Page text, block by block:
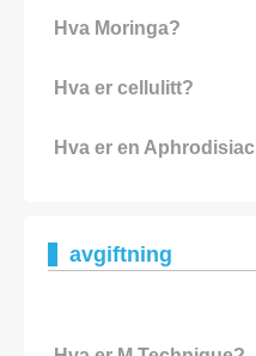
Hva Moringa?
Hva er cellulitt?
Hva er en Aphrodisiac
avgiftning